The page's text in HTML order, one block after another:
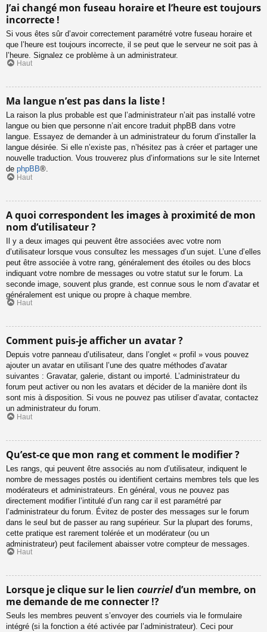
J’ai changé mon fuseau horaire et l’heure est toujours
incorrecte !
Si vous êtes sûr d’avoir correctement paramétré votre fuseau horaire et
que l’heure est toujours incorrecte, il se peut que le serveur ne soit pas à
l’heure. Signalez ce problème à un administrateur.
Haut
Ma langue n’est pas dans la liste !
La raison la plus probable est que l’administrateur n’ait pas installé votre
langue ou bien que personne n’ait encore traduit phpBB dans votre
langue. Essayez de demander à un administrateur du forum d’installer la
langue désirée. Si elle n’existe pas, n’hésitez pas à créer et partager une
nouvelle traduction. Vous trouverez plus d’informations sur le site Internet
de phpBB®.
Haut
A quoi correspondent les images à proximité de mon
nom d’utilisateur ?
Il y a deux images qui peuvent être associées avec votre nom
d’utilisateur lorsque vous consultez les messages d’un sujet. L’une d’elles
peut être associée à votre rang, généralement des étoiles ou des blocs
indiquant votre nombre de messages ou votre statut sur le forum. La
seconde image, souvent plus grande, est connue sous le nom d’avatar et
généralement est unique ou propre à chaque membre.
Haut
Comment puis-je afficher un avatar ?
Depuis votre panneau d’utilisateur, dans l’onglet « profil » vous pouvez
ajouter un avatar en utilisant l’une des quatre méthodes d’avatar
suivantes : Gravatar, galerie, distant ou importé. L’administrateur du
forum peut activer ou non les avatars et décider de la manière dont ils
sont mis à disposition. Si vous ne pouvez pas utiliser d’avatar, contactez
un administrateur du forum.
Haut
Qu’est-ce que mon rang et comment le modifier ?
Les rangs, qui peuvent être associés au nom d’utilisateur, indiquent le
nombre de messages postés ou identifient certains membres tels que les
modérateurs et administrateurs. En général, vous ne pouvez pas
directement modifier l’intitulé d’un rang car il est paramétré par
l’administrateur du forum. Évitez de poster des messages sur le forum
dans le seul but de passer au rang supérieur. Sur la plupart des forums,
cette pratique est rarement tolérée et un modérateur (ou un
administrateur) peut facilement abaisser votre compteur de messages.
Haut
Lorsque je clique sur le lien courrield’un membre, on
me demande de me connecter !?
Seuls les membres peuvent s’envoyer des courriels via le formulaire
intégré (si la fonction a été activée par l’administrateur). Ceci pour